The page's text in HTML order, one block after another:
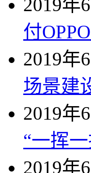
2019年
付
2019年
场景建
2019年
“一挥
2019年